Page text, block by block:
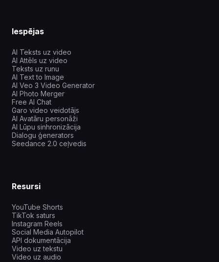
Iespējas
AI Teksts uz video
AI Attēls uz video
Teksts uz runu
AI Text to Image
AI Veo 3 Video Generator
AI Photo Merger
Free AI Chat
Garo video veidotājs
AI Avatāru personāži
AI Lūpu sinhronizācija
Dialogu ģenerators
Seedance 2.0 ceļvedis
Resursi
YouTube Shorts
TikTok saturs
Instagram Reels
Social Media Autopilot
API dokumentācija
Video uz tekstu
Video uz audio